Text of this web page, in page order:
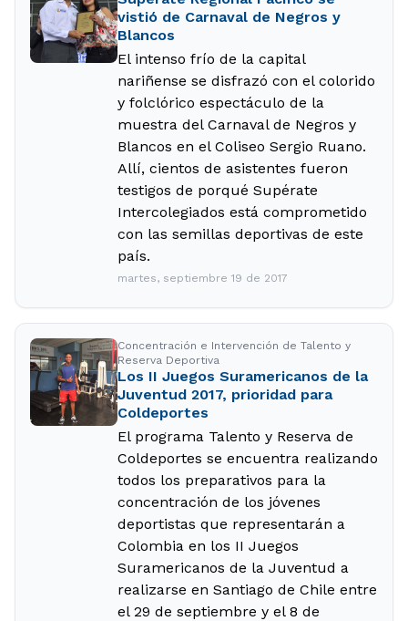
vistió de Carnaval de Negros y
Blancos
El intenso frío de la capital
nariñense se disfrazó con el colorido
y folclórico espectáculo de la
muestra del Carnaval de Negros y
Blancos en el Coliseo Sergio Ruano.
Allí, cientos de asistentes fueron
testigos de porqué Supérate
Intercolegiados está comprometido
con las semillas deportivas de este
país.
martes, septiembre 19 de 2017
Concentración e Intervención de Talento y
Reserva Deportiva
Los II Juegos Suramericanos de la
Juventud 2017, prioridad para
Coldeportes
El programa Talento y Reserva de
Coldeportes se encuentra realizando
todos los preparativos para la
concentración de los jóvenes
deportistas que representarán a
Colombia en los II Juegos
Suramericanos de la Juventud a
realizarse en Santiago de Chile entre
el 29 de septiembre y el 8 de